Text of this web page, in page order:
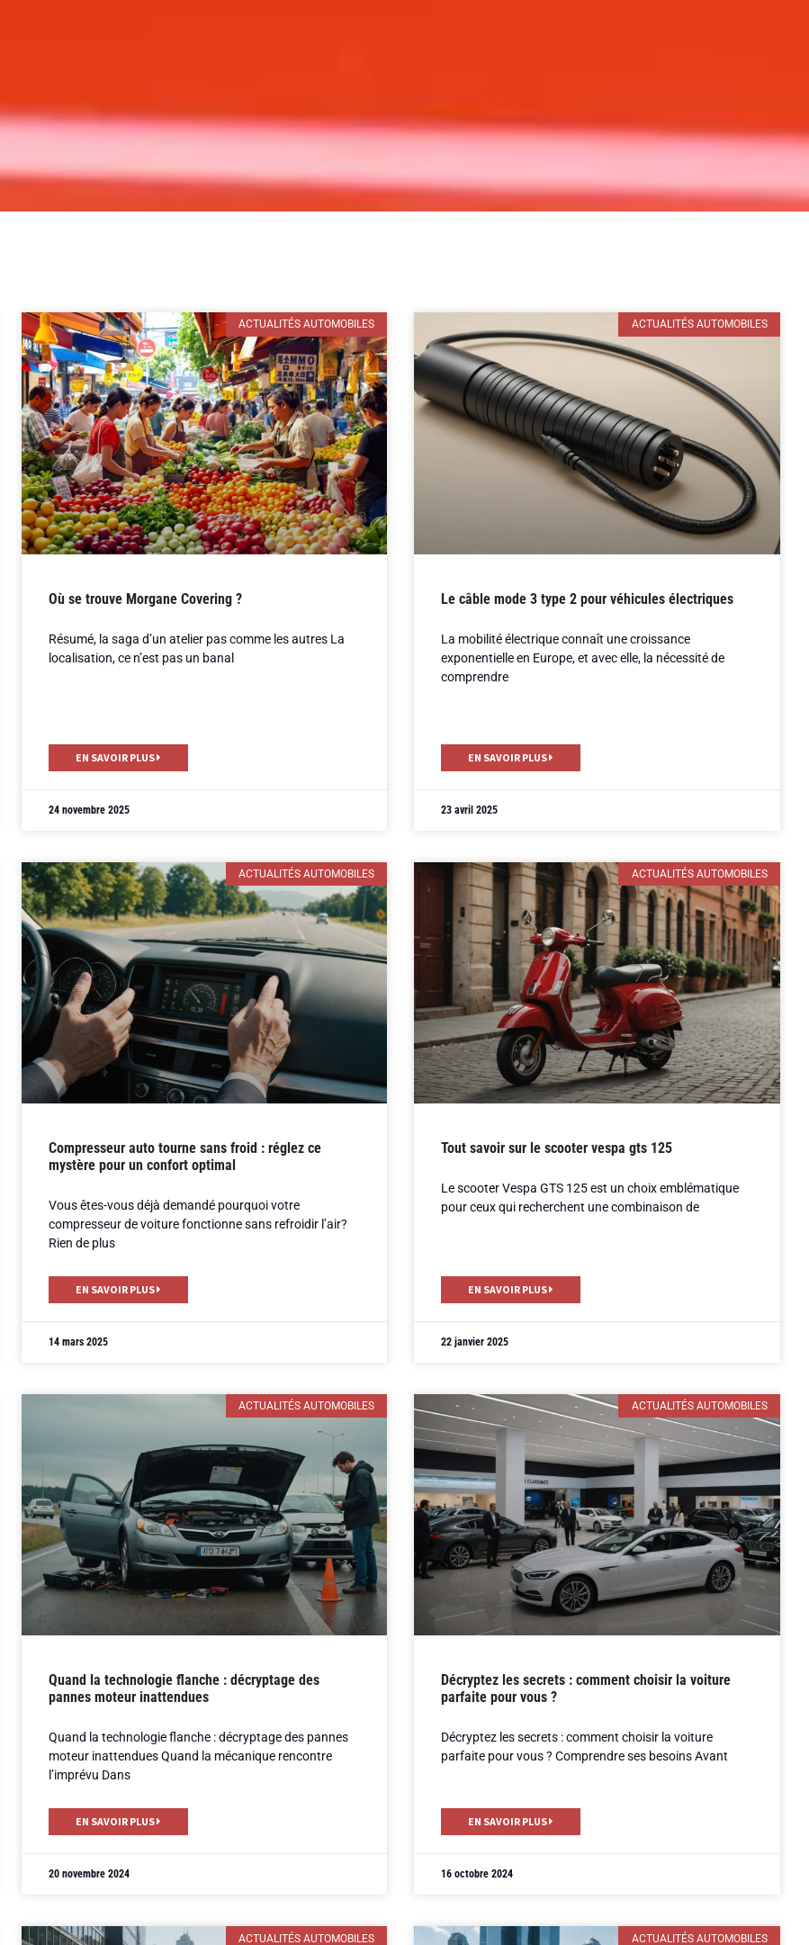
ACTUALITÉS AUTOMOBILES
Où se trouve Morgane Covering ?
Résumé, la saga d’un atelier pas comme les autres La
localisation, ce n’est pas un banal
EN SAVOIR PLUS
24 novembre 2025
ACTUALITÉS AUTOMOBILES
Le câble mode 3 type 2 pour véhicules électriques
La mobilité électrique connaît une croissance
exponentielle en Europe, et avec elle, la nécessité de
comprendre
EN SAVOIR PLUS
23 avril 2025
ACTUALITÉS AUTOMOBILES
Compresseur auto tourne sans froid : réglez ce
mystère pour un confort optimal
Vous êtes-vous déjà demandé pourquoi votre
compresseur de voiture fonctionne sans refroidir l’air?
Rien de plus
EN SAVOIR PLUS
14 mars 2025
ACTUALITÉS AUTOMOBILES
Tout savoir sur le scooter vespa gts 125
Le scooter Vespa GTS 125 est un choix emblématique
pour ceux qui recherchent une combinaison de
EN SAVOIR PLUS
22 janvier 2025
ACTUALITÉS AUTOMOBILES
Quand la technologie flanche : décryptage des
pannes moteur inattendues
Quand la technologie flanche : décryptage des pannes
moteur inattendues Quand la mécanique rencontre
l’imprévu Dans
EN SAVOIR PLUS
20 novembre 2024
ACTUALITÉS AUTOMOBILES
Décryptez les secrets : comment choisir la voiture
parfaite pour vous ?
Décryptez les secrets : comment choisir la voiture
parfaite pour vous ? Comprendre ses besoins Avant
EN SAVOIR PLUS
16 octobre 2024
ACTUALITÉS AUTOMOBILES ACTUALITÉS AUTOMOBILES